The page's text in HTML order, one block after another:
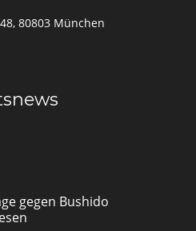
80803 München
gegen Bushido